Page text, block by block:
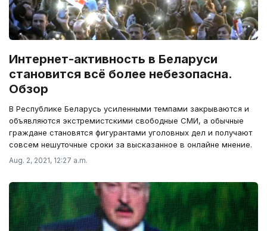
Интернет-активность в Беларуси
становится всё более небезопасна.
Обзор
В Республике Беларусь усиленными темпами закрываются и
объявляются экстремистскими свободные СМИ, а обычные
граждане становятся фигурантами уголовных дел и получают
совсем нешуточные сроки за высказанное в онлайне мнение.
Aug. 2, 2021, 12:27 a.m.